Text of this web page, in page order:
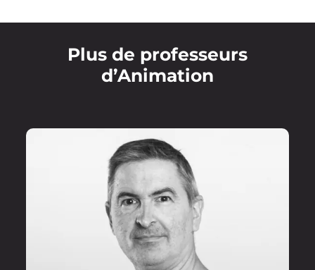
Plus de professeurs
d’Animation